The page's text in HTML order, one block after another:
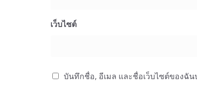
เว็บไซต์
บันทึกชื่อ, อีเมล และชื่อเว็บไซต์ของฉั